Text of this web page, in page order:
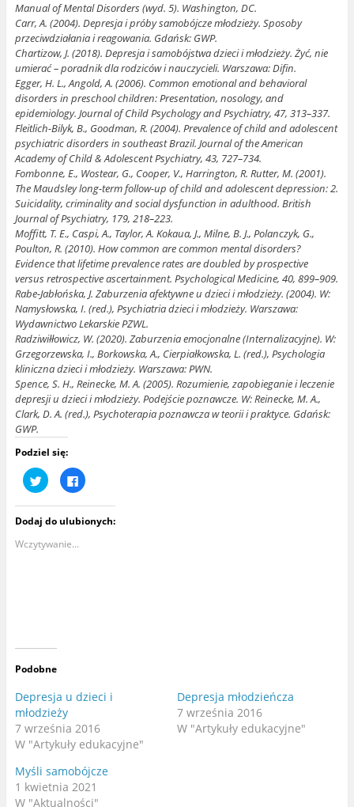
Manual of Mental Disorders (wyd. 5). Washington, DC.
Carr, A. (2004). Depresja i próby samobójcze młodzieży. Sposoby
przeciwdziałania i reagowania. Gdańsk: GWP.
Chartizow, J. (2018). Depresja i samobójstwa dzieci i młodzieży. Żyć, nie
umierać – poradnik dla rodziców i nauczycieli. Warszawa: Difin.
Egger, H. L., Angold, A. (2006). Common emotional and behavioral
disorders in preschool children: Presentation, nosology, and
epidemiology. Journal of Child Psychology and Psychiatry, 47, 313–337.
Fleitlich-Bilyk, B., Goodman, R. (2004). Prevalence of child and adolescent
psychiatric disorders in southeast Brazil. Journal of the American
Academy of Child & Adolescent Psychiatry, 43, 727–734.
Fombonne, E., Wostear, G., Cooper, V., Harrington, R. Rutter, M. (2001).
The Maudsley long-term follow-up of child and adolescent depression: 2.
Suicidality, criminality and social dysfunction in adulthood. British
Journal of Psychiatry, 179, 218–223.
Moffitt, T. E., Caspi, A., Taylor, A. Kokaua, J., Milne, B. J., Polanczyk, G.,
Poulton, R. (2010). How common are common mental disorders?
Evidence that lifetime prevalence rates are doubled by prospective
versus retrospective ascertainment. Psychological Medicine, 40, 899–909.
Rabe-Jabłońska, J. Zaburzenia afektywne u dzieci i młodzieży. (2004). W:
Namysłowska, I. (red.), Psychiatria dzieci i młodzieży. Warszawa:
Wydawnictwo Lekarskie PZWL.
Radziwiłłowicz, W. (2020). Zaburzenia emocjonalne (Internalizacyjne). W:
Grzegorzewska, I., Borkowska, A., Cierpiałkowska, L. (red.), Psychologia
kliniczna dzieci i młodzieży. Warszawa: PWN.
Spence, S. H., Reinecke, M. A. (2005). Rozumienie, zapobieganie i leczenie
depresji u dzieci i młodzieży. Podejście poznawcze. W: Reinecke, M. A.,
Clark, D. A. (red.), Psychoterapia poznawcza w teorii i praktyce. Gdańsk:
GWP.
Podziel się:
U
d
s
ę
n
i
r
e
(
t
w
i
e
r
a
s
ę
w
n
o
K
l
k
n
i
F
a
e
b
o
o
u
(
O
t
Dodaj do ulubionych:
Wczytywanie...
Podobne
Depresja u dzieci i
młodzieży
7 września 2016
W "Artykuły edukacyjne"
Depresja młodzieńcza
7 września 2016
W "Artykuły edukacyjne"
Myśli samobójcze
1 kwietnia 2021
W "Aktualności"